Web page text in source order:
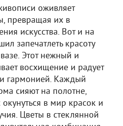
оживляет
превращая их в
искусства. Вот и на
запечатлеть красоту
Этот нежный и
восхищение и радует
гармонией. Каждый
сияют на полотне,
в мир красок и
Цветы в стеклянной